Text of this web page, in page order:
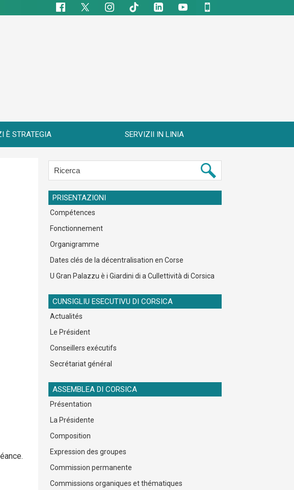
È STRATEGIA SERVIZII IN LINIA
PRISENTAZIONI
Compétences
Fonctionnement
Organigramme
Dates clés de la décentralisation en Corse
U Gran Palazzu è i Giardini di a Cullettività di Corsica
CUNSIGLIU ESECUTIVU DI CORSICA
Actualités
Le Président
Conseillers exécutifs
Secrétariat général
ASSEMBLEA DI CORSICA
Présentation
La Présidente
Composition
Expression des groupes
Commission permanente
Commissions organiques et thématiques